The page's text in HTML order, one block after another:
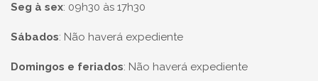
Seg à sex: 09h30 às 17h30
Sábados: Não haverá expediente
Domingos e feriados: Não haverá expediente